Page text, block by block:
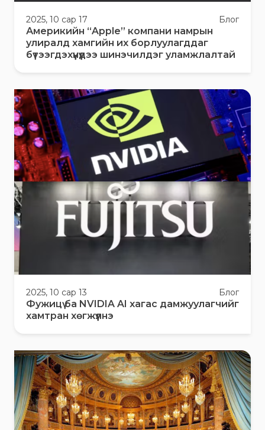
2025, 10 сар 17 Блог
Америкийн “Apple” компани намрын
улиралд хамгийн их борлуулагддаг
бүтээгдэхүүнүүдээ шинэчилдэг уламжлалтай
2025, 10 сар 13 Блог
Фужицү ба NVIDIA AI хагас дамжуулагчийг
хамтран хөгжүүлнэ